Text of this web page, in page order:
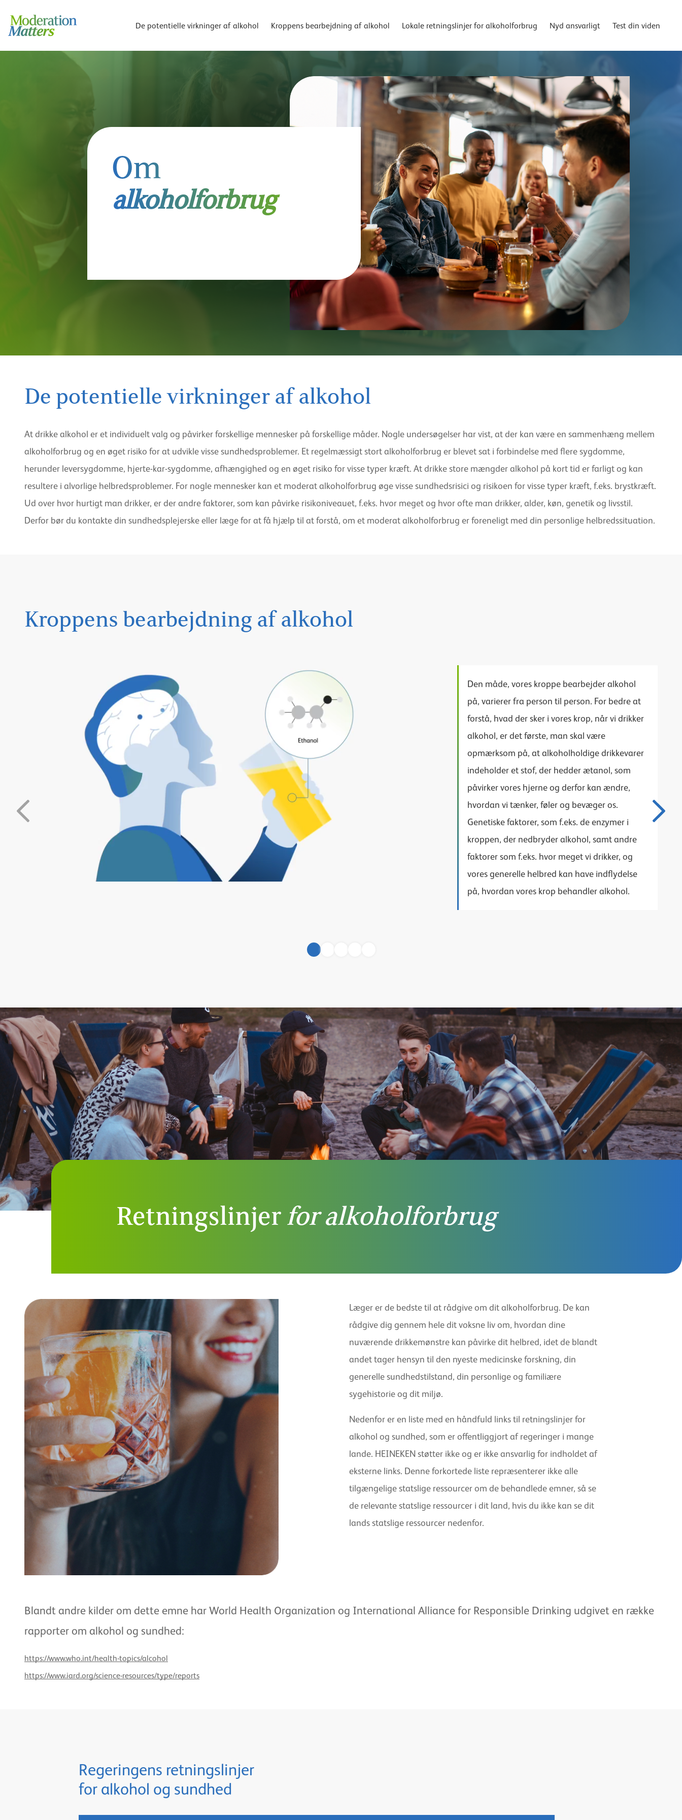
De potentielle virkninger af alkohol Kroppens bearbejdning af alkohol Lokale retningslinjer for alkoholforbrug Nyd ansvarligt Test din viden
Om
alkoholforbrug
De potentielle virkninger af alkohol
At drikke alkohol er et individuelt valg og påvirker forskellige mennesker på forskellige måder. Nogle undersøgelser har vist, at der kan være en sammenhæng mellem
alkoholforbrug og en øget risiko for at udvikle visse sundhedsproblemer. Et regelmæssigt stort alkoholforbrug er blevet sat i forbindelse med flere sygdomme,
herunder leversygdomme, hjerte-kar-sygdomme, afhængighed og en øget risiko for visse typer kræft. At drikke store mængder alkohol på kort tid er farligt og kan
resultere i alvorlige helbredsproblemer. For nogle mennesker kan et moderat alkoholforbrug øge visse sundhedsrisici og risikoen for visse typer kræft, f.eks. brystkræft.
Ud over hvor hurtigt man drikker, er der andre faktorer, som kan påvirke risikoniveauet, f.eks. hvor meget og hvor ofte man drikker, alder, køn, genetik og livsstil.
Derfor bør du kontakte din sundhedsplejerske eller læge for at få hjælp til at forstå, om et moderat alkoholforbrug er foreneligt med din personlige helbredssituation.
Kroppens bearbejdning af alkohol
Den måde, vores kroppe bearbejder alkohol
på, varierer fra person til person. For bedre at
forstå, hvad der sker i vores krop, når vi drikker
alkohol, er det første, man skal være
opmærksom på, at alkoholholdige drikkevarer
indeholder et stof, der hedder ætanol, som
påvirker vores hjerne og derfor kan ændre,
hvordan vi tænker, føler og bevæger os.
Genetiske faktorer, som f.eks. de enzymer i
kroppen, der nedbryder alkohol, samt andre
faktorer som f.eks. hvor meget vi drikker, og
vores generelle helbred kan have indflydelse
på, hvordan vores krop behandler alkohol.
Retningslinjerfor alkoholforbrug
Læger er de bedste til at rådgive om dit alkoholforbrug. De kan
rådgive dig gennem hele dit voksne liv om, hvordan dine
nuværende drikkemønstre kan påvirke dit helbred, idet de blandt
andet tager hensyn til den nyeste medicinske forskning, din
generelle sundhedstilstand, din personlige og familiære
sygehistorie og dit miljø.
Nedenfor er en liste med en håndfuld links til retningslinjer for
alkohol og sundhed, som er offentliggjort af regeringer i mange
lande. HEINEKEN støtter ikke og er ikke ansvarlig for indholdet af
eksterne links. Denne forkortede liste repræsenterer ikke alle
tilgængelige statslige ressourcer om de behandlede emner, så se
de relevante statslige ressourcer i dit land, hvis du ikke kan se dit
lands statslige ressourcer nedenfor.
Blandt andre kilder om dette emne har World Health Organization og International Alliance for Responsible Drinking udgivet en række
rapporter om alkohol og sundhed:
https://www.who.int/health-topics/alcohol
https://www.iard.org/science-resources/type/reports
Regeringens retningslinjer
for alkohol og sundhed